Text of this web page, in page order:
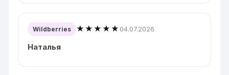
Wildberries ★★★★★ 04.07.2026
Наталья